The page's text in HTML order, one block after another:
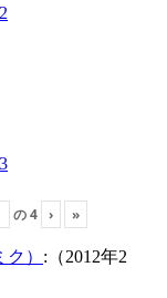
の4 › »
） :（2012年2